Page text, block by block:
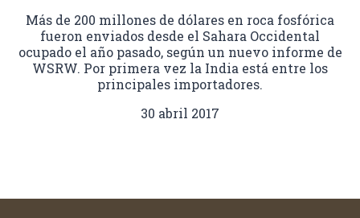
Más de 200 millones de dólares en roca fosfórica
fueron enviados desde el Sahara Occidental
ocupado el año pasado, según un nuevo informe de
WSRW. Por primera vez la India está entre los
principales importadores.
30 abril 2017